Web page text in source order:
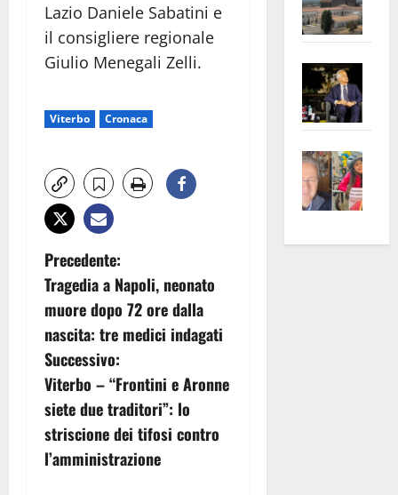
Lazio Daniele Sabatini e
il consigliere regionale
Giulio Menegali Zelli.
Viterbo Cronaca
N
a
v
i
g
a
Precedente:
Tragedia a Napoli, neonato
muore dopo 72 ore dalla
nascita: tre medici indagati
Successivo:
Viterbo – “Frontini e Aronne
siete due traditori”: lo
striscione dei tifosi contro
l’amministrazione
euro
apre